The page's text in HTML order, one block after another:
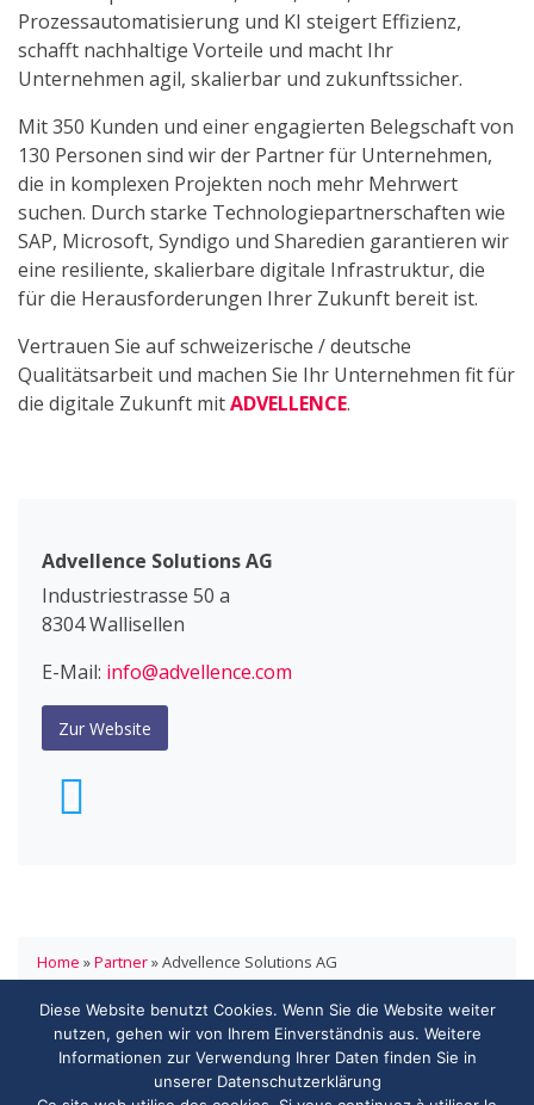
Prozessautomatisierung und KI steigert Effizienz,
schafft nachhaltige Vorteile und macht Ihr
Unternehmen agil, skalierbar und zukunftssicher.
Mit 350 Kunden und einer engagierten Belegschaft von
130 Personen sind wir der Partner für Unternehmen,
die in komplexen Projekten noch mehr Mehrwert
suchen. Durch starke Technologiepartnerschaften wie
SAP, Microsoft, Syndigo und Sharedien garantieren wir
eine resiliente, skalierbare digitale Infrastruktur, die
für die Herausforderungen Ihrer Zukunft bereit ist.
Vertrauen Sie auf schweizerische / deutsche
Qualitätsarbeit und machen Sie Ihr Unternehmen fit für
die digitale Zukunft mitADVELLENCE.
Advellence Solutions AG
Industriestrasse 50 a
8304 Wallisellen
E-Mail: info@advellence.com
Zur Website
Home »Partner»Advellence Solutions AG
HANDELSVERBAND.swiss
ASSOCIATION DE COMMERCE.swiss
Diese Website benutzt Cookies. Wenn Sie die Website weiter
nutzen, gehen wir von Ihrem Einverständnis aus. Weitere
Informationen zur Verwendung Ihrer Daten finden Sie in
unserer Datenschutzerklärung